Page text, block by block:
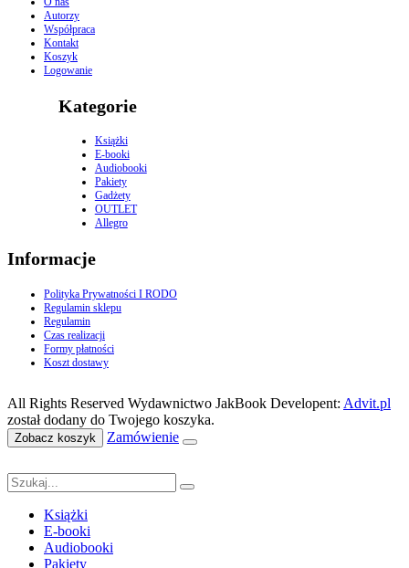
Autorzy
Współpraca
Kontakt
Koszyk
Logowanie
Kategorie
Książki
E-booki
Audiobooki
Pakiety
Gadżety
OUTLET
Allegro
Informacje
Polityka Prywatności I RODO
Regulamin sklepu
Regulamin
Czas realizacji
Formy płatności
Koszt dostawy
All Rights Reserved Wydawnictwo JakBook Developent: Advit.pl
został dodany do Twojego koszyka.
Zobacz koszyk Zamówienie
Książki
E-booki
Audiobooki
Pakiety